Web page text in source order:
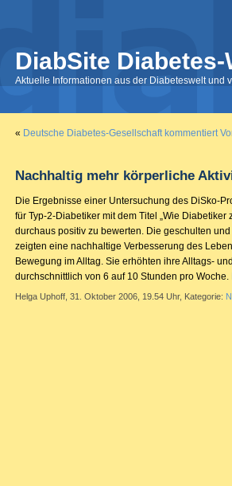
DiabSite Diabetes-
Aktuelle Informationen aus der Diabeteswelt und
« Deutsche Diabetes-Gesellschaft kommentiert
Nachhaltig mehr körperliche
Die Ergebnisse einer Untersuchung des DiSko-
für Typ-2-Diabetiker mit dem Titel „Wie Diabetiker
durchaus positiv zu bewerten. Die geschulten
zeigten eine nachhaltige Verbesserung des
Bewegung im Alltag. Sie erhöhten ihre Alltags-
durchschnittlich von 6 auf 10 Stunden pro Woche.
Helga Uphoff, 31. Oktober 2006, 19.54 Uhr, Kategorie: